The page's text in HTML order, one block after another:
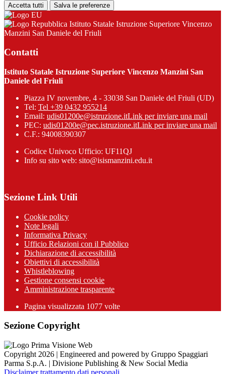
Accetta tutti Salva le preferenze
Istituto Statale Istruzione Superiore Vincenzo
Manzini San Daniele del Friuli
Contatti
Istituto Statale Istruzione Superiore Vincenzo Manzini San
Daniele del Friuli
Piazza IV novembre, 4 - 33038 San Daniele del Friuli (UD)
Tel: Tel +39 0432 955214
Email: udis01200e@istruzione.itLink per inviare una mail
PEC: udis01200e@pec.istruzione.itLink per inviare una mail
C.F.: 94008390307
Codice Univoco Ufficio: UF11QJ
Info su sito web: sito@isismanzini.edu.it
Sezione Link Utili
Cookie policy
Note legali
Informativa Privacy
Ufficio Relazioni con il Pubblico
Dichiarazione di accessibilità
Obiettivi di accessibilità
Whistleblowing
Gestione consensi cookie
Amministrazione trasparente
Pagina visualizzata 1077 volte
Sezione Copyright
Copyright 2026 | Engineered and powered by Gruppo Spaggiari
Parma S.p.A. | Divisione Publishing & New Social Media
Disclaimer trattamento dati personali